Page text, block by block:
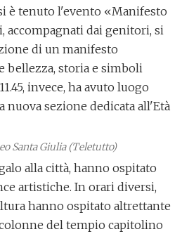
è tenuto l'evento «Manifesto
accompagnati dai genitori, si
di un manifesto
bellezza, storia e simboli
invece, ha avuto luogo
nuova sezione dedicata all'Età
Santa Giulia (Teletutto)
alla città, hanno ospitato
artistiche. In orari diversi,
hanno ospitato altrettante
del tempio capitolino